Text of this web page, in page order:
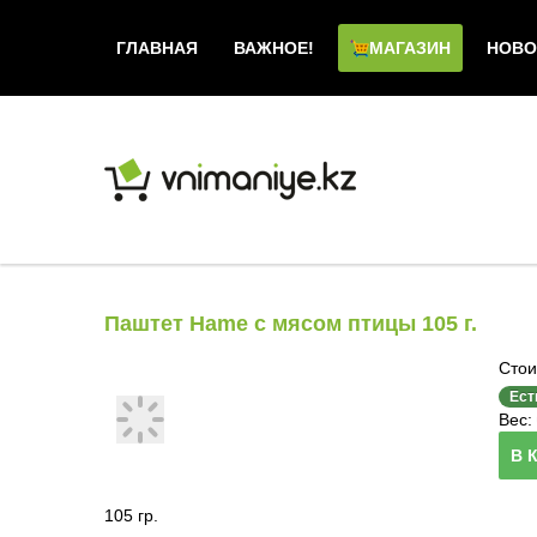
ГЛАВНАЯ ВАЖНОЕ! МАГАЗИН
Паштет Hame с мясом птицы 105 г.
Вес:
В
105 гр.